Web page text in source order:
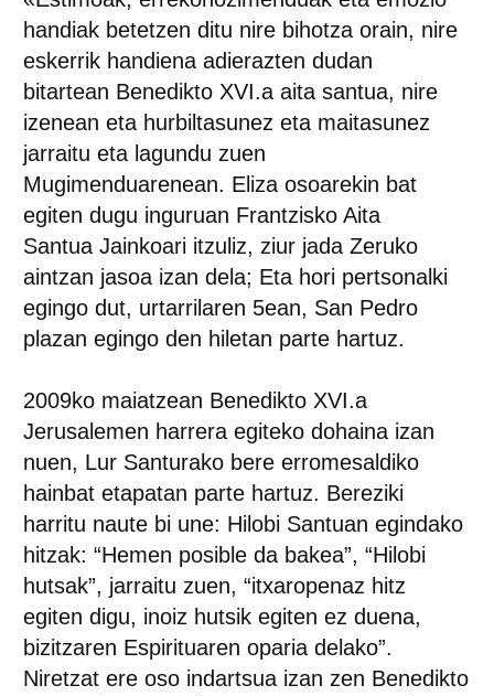
handiak betetzen ditu nire bihotza orain, nire
eskerrik handiena adierazten dudan
bitartean Benedikto XVI.a aita santua, nire
izenean eta hurbiltasunez eta maitasunez
jarraitu eta lagundu zuen
Mugimenduarenean. Eliza osoarekin bat
egiten dugu inguruan Frantzisko Aita
SantuaJainkoari itzuliz, ziur jada Zeruko
aintzan jasoa izan dela; Eta hori pertsonalki
egingo dut, urtarrilaren 5ean, San Pedro
plazan egingo den hiletan parte hartuz.
2009ko maiatzean Benedikto XVI.a
Jerusalemen harrera egiteko dohaina izan
nuen, Lur Santurako bere erromesaldiko
hainbat etapatan parte hartuz. Bereziki
harritu naute bi une: Hilobi Santuan egindako
hitzak: “Hemen posible da bakea”, “Hilobi
hutsak”, jarraitu zuen, “itxaropenaz hitz
egiten digu, inoiz hutsik egiten ez duena,
bizitzaren Espirituaren oparia delako”.
Niretzat ere oso indartsua izan zen Benedikto